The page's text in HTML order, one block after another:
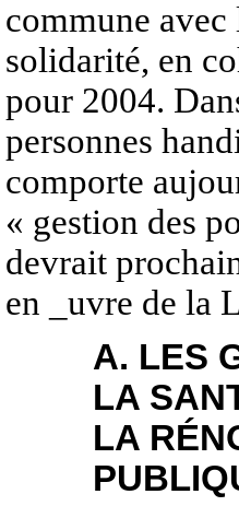
commune
solidarité, en
pour 2004.
personnes
comporte
« gestion des
devrait
en _uvre de la
A. LES
LA
LA